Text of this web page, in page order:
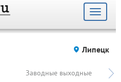
Toggle
Липецк
Заводные выходные